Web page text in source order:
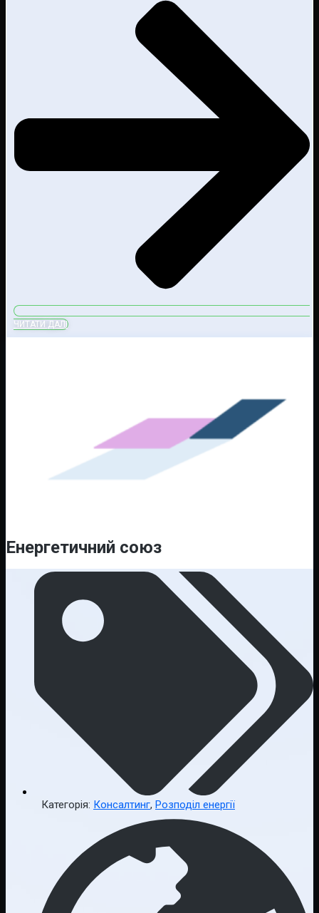
ЧИТАТИ ДАЛІ
Енергетичний союз
Категорія: Консалтинг, Розподіл енергії